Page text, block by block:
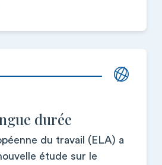
durée
du travail (ELA) a
étude sur le